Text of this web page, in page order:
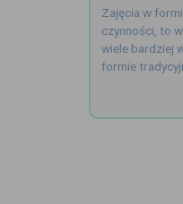
Zajęcia w
czynności, to
wiele bardziej
formie